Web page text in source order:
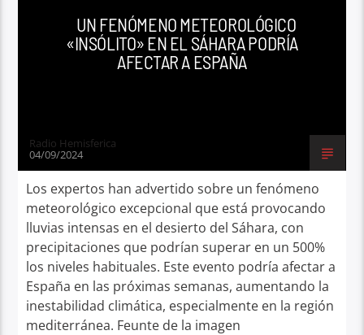
UN FENÓMENO METEOROLÓGICO
«INSÓLITO» EN EL SÁHARA PODRÍA
AFECTAR A ESPAÑA
Radio Hemisferica
04/09/2024
Los expertos han advertido sobre un fenómeno
meteorológico excepcional que está provocando
lluvias intensas en el desierto del Sáhara, con
precipitaciones que podrían superar en un 500%
los niveles habituales. Este evento podría afectar a
España en las próximas semanas, aumentando la
inestabilidad climática, especialmente en la región
mediterránea. Feunte de la imagen